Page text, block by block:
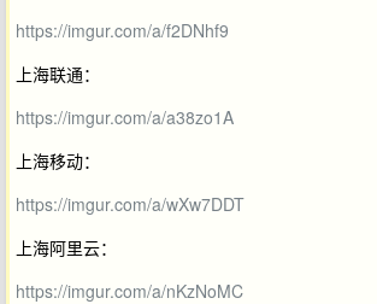
https://imgur.com/a/f2DNhf9
上海联通：
https://imgur.com/a/a38zo1A
上海移动：
https://imgur.com/a/wXw7DDT
上海阿里云：
https://imgur.com/a/nKzNoMC